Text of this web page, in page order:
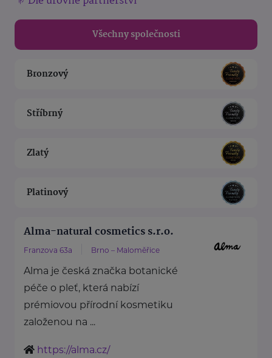
Všechny společnosti
Bronzový
Stříbrný
Zlatý
Platinový
Alma-natural cosmetics s.r.o.
Franzova 63a Brno – Maloměřice
Alma je česká značka botanické
péče o pleť, která nabízí
prémiovou přírodní kosmetiku
založenou na ...
https://alma.cz/